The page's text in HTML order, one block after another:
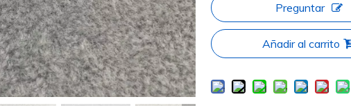
Preguntar
Añadir al carrito